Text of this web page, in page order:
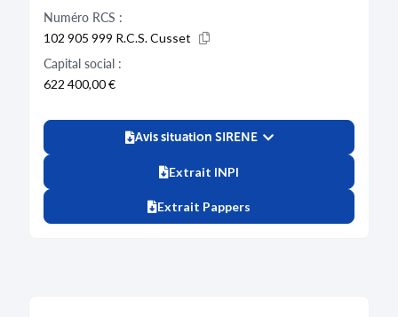
Numéro RCS :
102 905 999 R.C.S. Cusset
Capital social :
622 400,00 €
Avis situation SIRENE
Extrait INPI
Extrait Pappers